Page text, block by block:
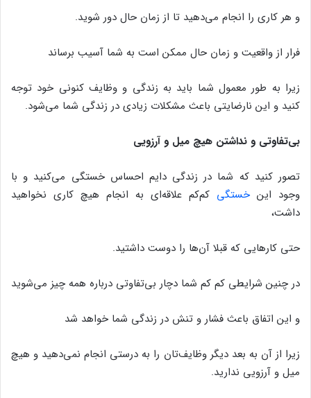
و هر کاری را انجام می‌دهید تا از زمان حال دور شوید.
فرار از واقعیت و زمان حال ممکن است به شما آسیب برساند
زیرا به طور معمول شما باید به زندگی و وظایف کنونی خود توجه
کنید و این نارضایتی باعث مشکلات زیادی در زندگی شما می‌شود.
بی‌تفاوتی و نداشتن هیچ میل و آرزویی
تصور کنید که شما در زندگی دایم احساس خستگی می‌کنید و با
وجود اینخستگی کم‌کم علاقه‌ای به انجام هیچ کاری نخواهید
داشت،
حتی کارهایی که قبلا آن‌ها را دوست داشتید.
در چنین شرایطی کم کم شما دچار بی‌تفاوتی درباره همه چیز می‌شوید
و این اتفاق باعث فشار و تنش در زندگی شما خواهد شد
زیرا از آن به بعد دیگر وظایف‌تان را به درستی انجام نمی‌دهید و هیچ
میل و آرزویی ندارید.